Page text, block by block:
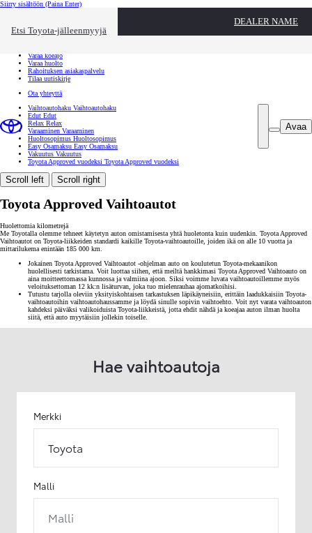
Siirry sisältöön (Paina Enter)
Etsi Toyota-jälleenmyyjä
DEALER NAME
Toyota palvelee Sulje
Varaa koeajo
Varaa huolto
Rahoituksen asiakaspalvelu
Tilaa uutiskirje
Ota yhteyttä
Avaa
Vaihtoautohaku Vaihtoautohaku
Edut Edut
Relax Relax
Varaaminen Varaaminen
Huoltosopimus Huoltosopimus
Easy Osamaksu Easy Osamaksu
Vakuutus Vakuutus
Toyota Approved vuodeksi Toyota Approved vuodeksi
Scroll left Scroll right
Toyota Approved Vaihtoautot
Huolettomia kilometrejä
Me Toyotalla olemme tehneet käytetyn auton omistamisesta yhtä huoletonta kuin uudenkin. Toyota Approved
Vaihtoautot on Toyota-liikkeiden standardi kaikille Toyota-vaihtoautoille, joiden ikä on alle 10 vuotta ja
mittarilukema enintään 185 000 km.
Jokainen Toyota Approved Vaihtoautot -ohjelman auto on koulutetun Toyota-mekaanikon
huolellisesti tarkistama. Voit luottaa siihen, että meiltä hankkimasi Toyota Approved Vaihtoauto on
aina moitteettomassa kunnossa ja valmiina ajoon. Siksi voimme luvata vaihtoautoillemme myös
veloituksettoman 12 kk:n lisäturvan, joka tuo mielenrauhaa ajomatkoihisi.
Tutustu tarjolla oleviin yksityiskohtaisen tarkastuksen läpikäyneisiin, erittäin laadukkaisiin Toyota-
vaihtoautoihin vaihtoautohaussamme ja löydä sinulle sopivin vaihtoehto. Voit nyt varata vaihtoauton
kahdeksi päiväksi valikoiduista Toyota-liikkeistä, jotta ehdit nähdä ja koeajaa auton ilman huolta
siitä, että auto myytäisiin jollekin toiselle.
Hae vaihtoautoja
Merkki
Toyota
Malli
Malli